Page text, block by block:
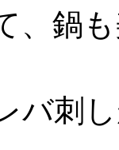
、鍋
バ刺